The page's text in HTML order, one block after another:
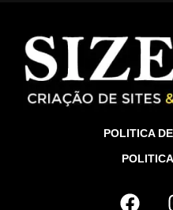
POLITICA